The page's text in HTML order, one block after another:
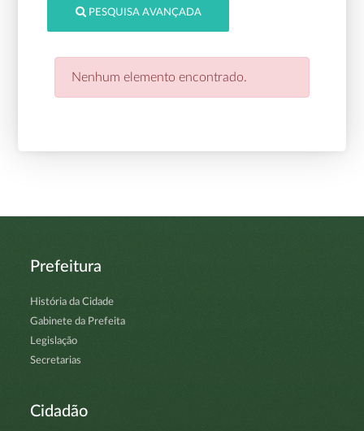
PESQUISA AVANÇADA
Nenhum elemento encontrado.
Prefeitura
História da Cidade
Gabinete da Prefeita
Legislação
Secretarias
Cidadão